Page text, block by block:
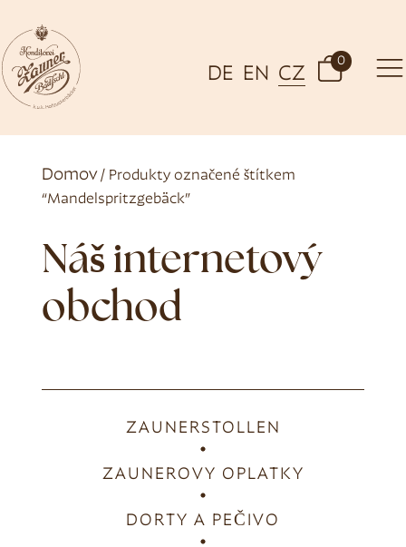
DE EN CZ
0
Domov/ Produkty označené štítkem
“Mandelspritzgebäck”
Náš internetový
obchod
ZAUNERSTOLLEN
ZAUNEROVY OPLATKY
DORTY A PEČIVO